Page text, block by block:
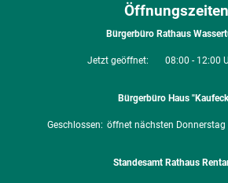
Öffnungszeiten
Bürgerbüro Rathaus
Klicken, um weitere Öffnungs- oder
Jetzt geöffnet: 08:00 - 12:00
Bürgerbüro Haus
Klicken, um weitere Öffnungs- oder
Geschlossen: öffnet nächsten Donnerstag
Standesamt Rathaus